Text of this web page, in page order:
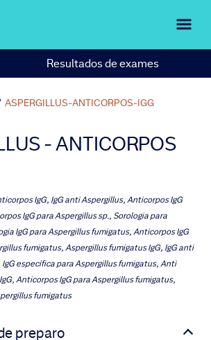
Resultados de exames
ASPERGILLUS-ANTICORPOS-IGG
- ANTICORPOS
IgG, IgG anti Aspergillus, Anticorpos IgG
IgG para Aspergillus sp., Sorologia para
IgG para Aspergillus fumigatus, Anticorpos IgG
fumigatus, Aspergillus fumigatus IgG, IgG anti
específica para Aspergillus fumigatus, Anti
Anticorpos IgG para Aspergillus fumigatus,
fumigatus
preparo